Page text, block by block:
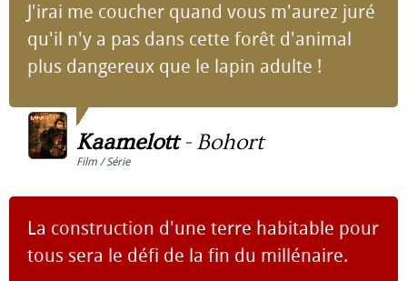
J'irai me coucher quand vous m'aurez juré
qu'il n'y a pas dans cette forêt d'animal
plus dangereux que le lapin adulte !
Kaamelott- Bohort
Film / Série
La construction d'une terre habitable pour
tous sera le défi de la fin du millénaire.